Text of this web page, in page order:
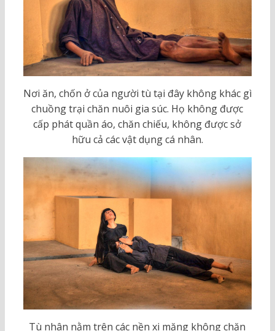
Nơi ăn, chốn ở của người tù tại đây không khác gì
chuồng trại chăn nuôi gia súc. Họ không được
cấp phát quần áo, chăn chiếu, không được sở
hữu cả các vật dụng cá nhân.
Tù nhân nằm trên các nền xi măng không chăn